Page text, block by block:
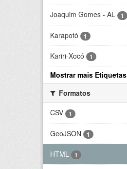
Joaquim Gomes - AL 1
Karapotó 1
Kariri-Xocó 1
Mostrar mais Etiquetas
Formatos
CSV
1
GeoJSON 1
HTML 1